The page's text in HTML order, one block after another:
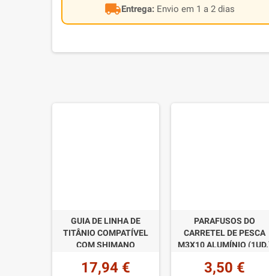
local_shippingEntrega: Envio em 1 a 2 dias
GUIA DE LINHA DE
TITÂNIO COMPATÍVEL
COM SHIMANO
17,94 €
PARAFUSOS DO
CARRETEL DE PESCA
M3X10 ALUMÍNIO
3,50 €